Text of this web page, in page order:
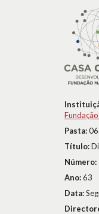
Pasta:
Título:
Número:
Ano:63
Data: